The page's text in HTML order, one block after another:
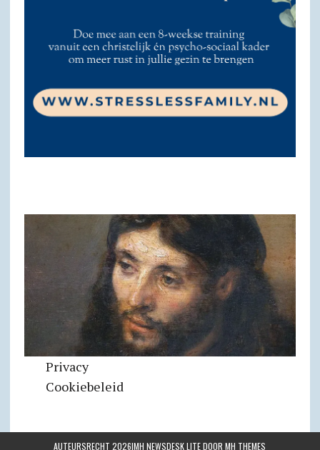
Privacy
Cookiebeleid
AUTEURSRECHT 2026|MH NEWSDESK LITE DOORMH THEMES